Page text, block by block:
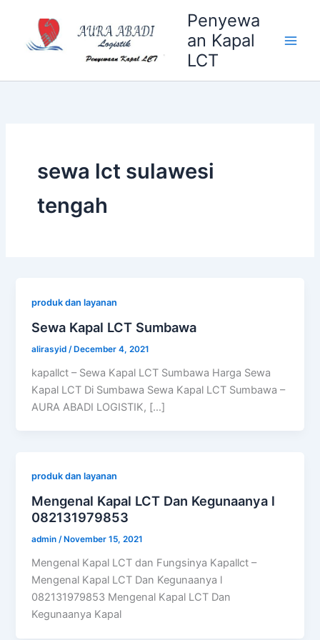
content
Penyewa
an Kapal
LCT
sewa lct sulawesi
tengah
produk dan layanan
Sewa Kapal LCT Sumbawa
alirasyid /December 4, 2021
kapallct – Sewa Kapal LCT Sumbawa Harga Sewa
Kapal LCT Di Sumbawa Sewa Kapal LCT Sumbawa –
AURA ABADI LOGISTIK, […]
produk dan layanan
Mengenal Kapal LCT Dan Kegunaanya l
082131979853
admin/ November 15, 2021
Mengenal Kapal LCT dan Fungsinya Kapallct –
Mengenal Kapal LCT Dan Kegunaanya l
082131979853 Mengenal Kapal LCT Dan
Kegunaanya Kapal